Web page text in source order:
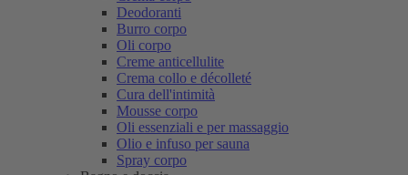
Deodoranti
Burro corpo
Oli corpo
Creme anticellulite
Crema collo e décolleté
Cura dell'intimità
Mousse corpo
Oli essenziali e per massaggio
Olio e infuso per sauna
Spray corpo